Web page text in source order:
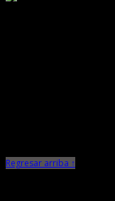
Regresar arriba ↑